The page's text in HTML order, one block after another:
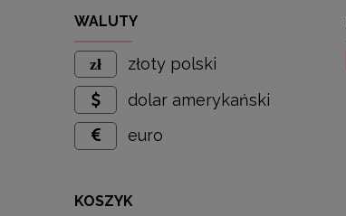
WALUTY
złoty polski
dolar amerykański
euro
KOSZYK